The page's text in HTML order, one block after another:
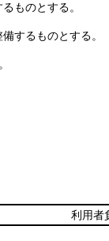
ものとする。
するものとする。
利用者